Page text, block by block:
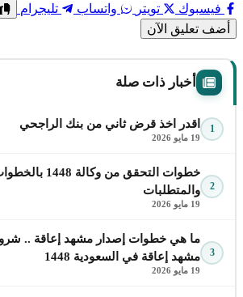
فيسبوك تويتر واتساب تليجرام
أضف تعليق الآن
أخبار ذات صلة
1 اقدر اخذ قرض ثاني من بنك الراجحي
19 مايو 2026
2
خطوات التحقق من
والمتطلبات
19 مايو 2026
3
ما هي خطوات إصدار مشهد إعاقة ..
مشهد إعاقة في السعودية 1448
19 مايو 2026